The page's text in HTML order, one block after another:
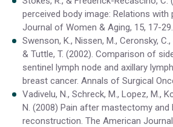
perceived body image: Relations with
Journal of Women & Aging, 15, 17-29.
Swenson, K., Nissen, M., Ceronsky,
& Tuttle, T. (2002). Comparison of
sentinel lymph node and axillary
breast cancer. Annals of Surgical
Vadivelu, N., Schreck, M., Lopez, M.,
N. (2008) Pain after mastectomy and
reconstruction. The American